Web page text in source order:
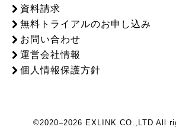
資料請求
無料トライアルのお申し込み
お問い合わせ
運営会社情報
個人情報保護方針
©2020–2026 EXLINK CO.,LTD All